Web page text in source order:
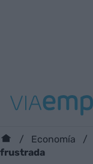
Economía
frustrada